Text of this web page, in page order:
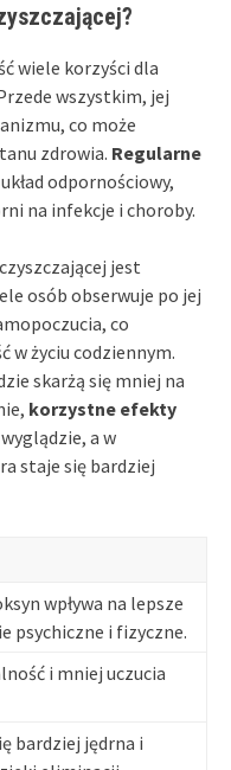
wiele korzyści dla
wszystkim, jej
co może
zdrowia. Regularne
odpornościowy,
na infekcje i choroby.
jest
osób obserwuje po jej
co
w życiu codziennym.
skarżą się mniej na
korzystne efekty
a w
staje się bardziej
wpływa na lepsze
psychiczne i fizyczne.
i mniej uczucia
bardziej jędrna i